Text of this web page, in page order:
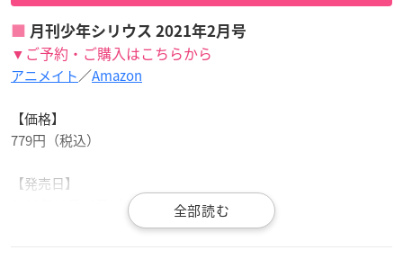
月刊少年シリウス 2021年2月号
▼ご予約・ご購入はこちらから
アニメイト／Amazon
【価格】
779円（税込）
【発売日】
2020年12月26日(土)